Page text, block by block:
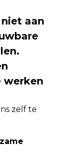
aan
werken
zelf te